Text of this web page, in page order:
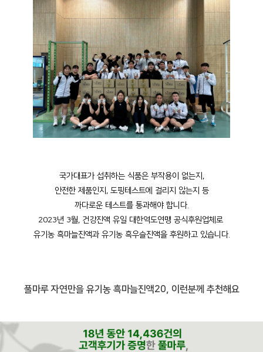
국가대표가 섭취하는 식품은 부작용이 없는지,
안전한 제품인지, 도핑테스트에 걸리지 않는지 등
까다로운 테스트를 통과해야 합니다.
2023년 3월, 건강진액 유일 대한역도연맹 공식후원업체로
유기농 흑마늘진액과 유기농 흑우슬진액을 후원하고 있습니다.
풀마루 자연만을 유기농 흑마늘진액20, 이런분께 추천해요